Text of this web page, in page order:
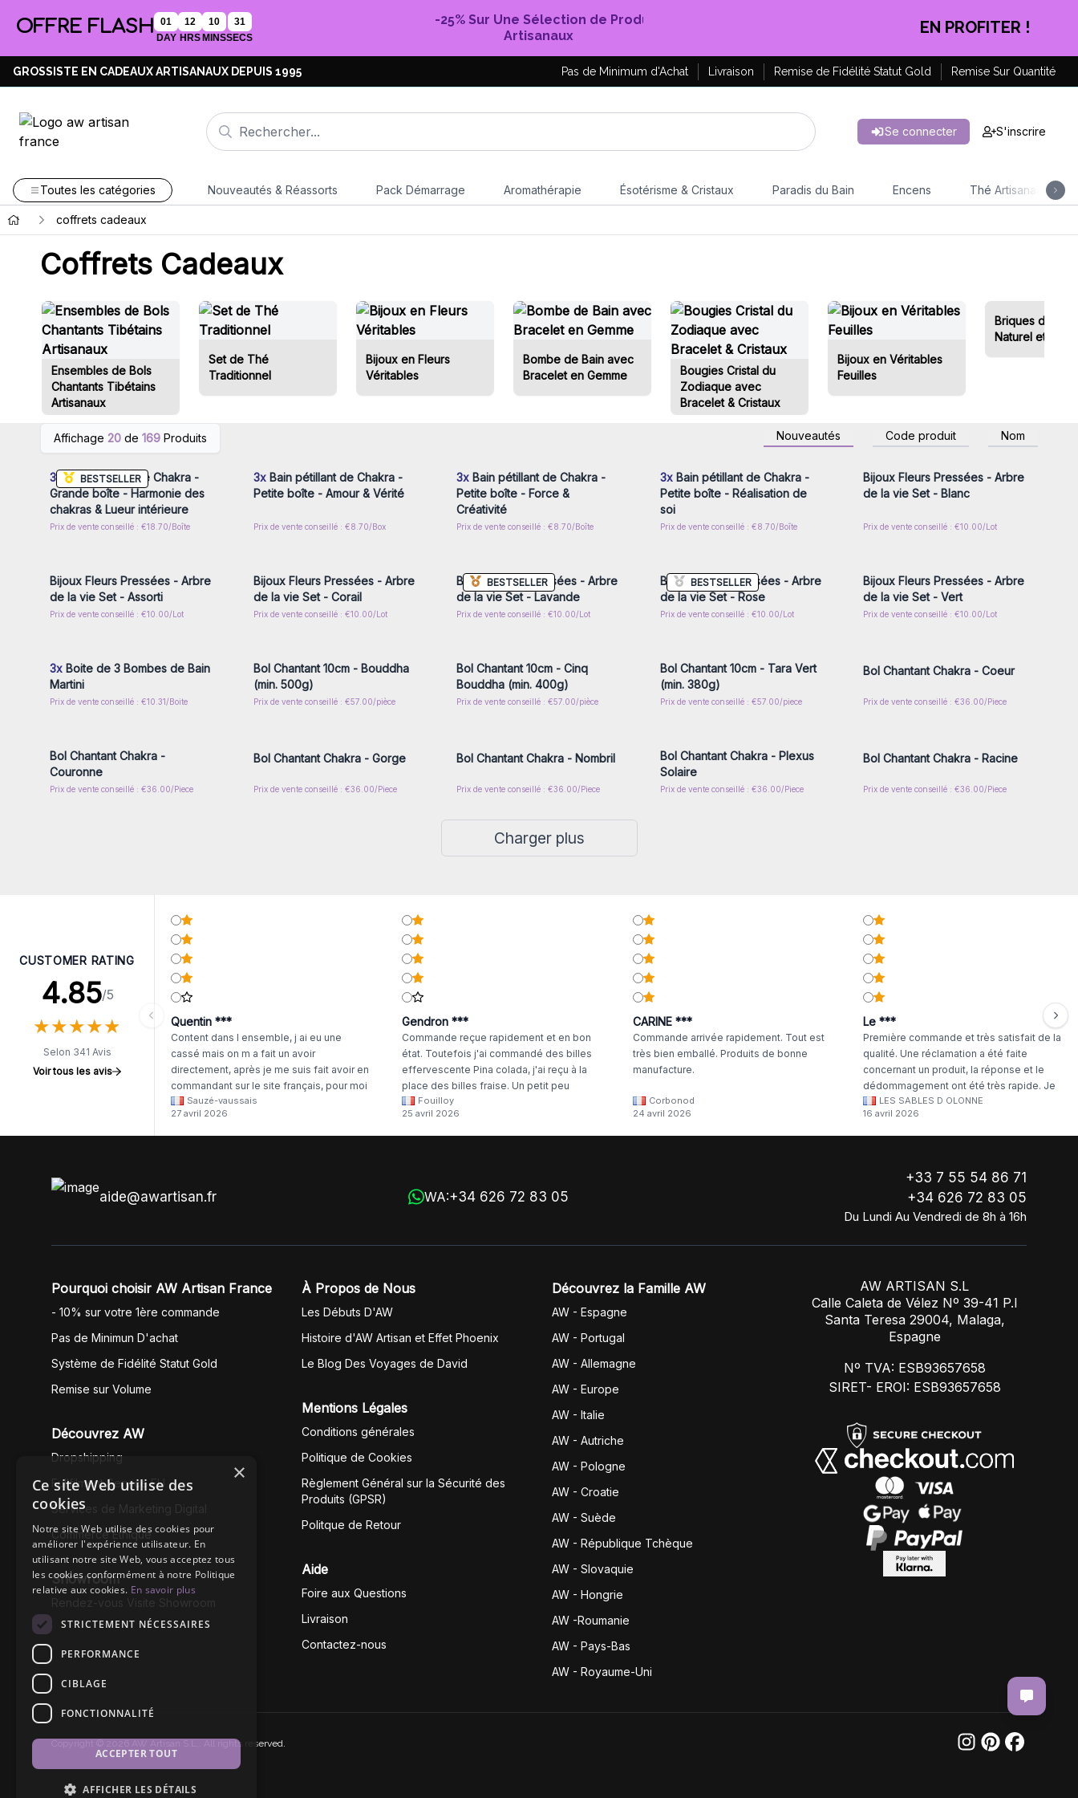
OFFRE FLASH
01
DAY
12
HRS
10
MINS
31
SECS
-25% Sur Une Sélection de Produits
Artisanaux
EN PROFITER !
GROSSISTE EN CADEAUX ARTISANAUX DEPUIS 1995 Pas de Minimum d'Achat Livraison Remise de Fidélité Statut Gold Remise Sur Quantité
Se connecter S'inscrire
Toutes les catégories Nouveautés & Réassorts Pack Démarrage Aromathérapie Ésotérisme & Cristaux Paradis du Bain Encens Thé Artisanal
coffrets cadeaux
Coffrets Cadeaux
Ensembles de Bols
Chantants Tibétains
Artisanaux
Set de Thé
Traditionnel
Bijoux en Fleurs
Véritables
Bombe de Bain avec
Bracelet en Gemme
Bougies Cristal du
Zodiaque avec
Bracelet & Cristaux
Bijoux en Véritables
Feuilles
Briques
Naturel et
Affichage 20 de 169 Produits Nouveautés Code produit Nom
BESTSELLER
vous pour accéder aux prix de
gros
3x Bain pétillant de Chakra -
Grande boîte - Harmonie des
chakras & Lueur intérieure
Prix de vente conseillé : €18.70/Boîte
3xBain pétillant de Chakra -
Petite boîte - Amour & Vérité
Prix de vente conseillé : €8.70/Box
3x Bain pétillant de Chakra -
Petite boîte - Force &
Créativité
Prix de vente conseillé : €8.70/Boîte
Connectez-vous ou inscrivez-
vous pour accéder aux prix de
3xBain pétillant de Chakra -
Petite boîte - Réalisation de
soi
Prix de vente conseillé : €8.70/Boîte
Connectez-vous ou inscrivez-
vous pour accéder aux prix de
gros
Bijoux Fleurs Pressées - Arbre
de la vie Set - Blanc
Prix de vente conseillé : €10.00/Lot
Connectez-vous ou inscrivez-
Bijoux Fleurs Pressées - Arbre
de la vie Set - Assorti
Prix de vente conseillé : €10.00/Lot
Connectez-vous ou inscrivez-
Bijoux Fleurs Pressées - Arbre
de la vie Set - Corail
Prix de vente conseillé : €10.00/Lot
BESTSELLER
Connectez-vous ou inscrivez-
Bijoux Fleurs Pressées - Arbre
de la vie Set - Lavande
Prix de vente conseillé : €10.00/Lot
BESTSELLER
Connectez-vous ou inscrivez-
Bijoux Fleurs Pressées - Arbre
de la vie Set - Rose
Prix de vente conseillé : €10.00/Lot
Connectez-vous ou inscrivez-
Bijoux Fleurs Pressées - Arbre
de la vie Set - Vert
Prix de vente conseillé : €10.00/Lot
Connectez-vous ou inscrivez-
3x Boite de 3 Bombes de Bain
Martini
Prix de vente conseillé : €10.31/Boite
Connectez-vous ou inscrivez-
Bol Chantant 10cm - Bouddha
(min. 500g)
Prix de vente conseillé : €57.00/pièce
Connectez-vous ou inscrivez-
Bol Chantant 10cm - Cinq
Bouddha (min. 400g)
Prix de vente conseillé : €57.00/pièce
Connectez-vous ou inscrivez-
Bol Chantant 10cm - Tara Vert
(min. 380g)
Prix de vente conseillé : €57.00/piece
Connectez-vous ou inscrivez-
Bol Chantant Chakra - Coeur
Prix de vente conseillé : €36.00/Piece
Connectez-vous ou inscrivez-
Bol Chantant Chakra -
Couronne
Prix de vente conseillé : €36.00/Piece
Connectez-vous ou inscrivez-
Bol Chantant Chakra - Gorge
Prix de vente conseillé : €36.00/Piece
Connectez-vous ou inscrivez-
Bol Chantant Chakra - Nombril
Prix de vente conseillé : €36.00/Piece
Connectez-vous ou inscrivez-
Bol Chantant Chakra - Plexus
Solaire
Prix de vente conseillé : €36.00/Piece
Connectez-vous ou inscrivez-
Bol Chantant Chakra - Racine
Prix de vente conseillé : €36.00/Piece
Charger plus
CUSTOMER RATING
4.85/5
★★★★★
★★★★★
Selon 341 Avis
Voir tous les avis
Quentin ***
Content dans l ensemble, j ai eu une
cassé mais on m a fait un avoir
directement, après je me suis fait avoir en
commandant sur le site français, pour moi
il était évident que les produits était de la
même langue mais raté tout est en
anglais.
Sauzé-vaussais
27 avril 2026
Gendron ***
Commande reçue rapidement et en bon
état. Toutefois j'ai commandé des billes
effervescente Pina colada, j'ai reçu à la
place des billes fraise. Un petit peu
dommage
Fouilloy
25 avril 2026
CARINE ***
Commande arrivée rapidement. Tout est
très bien emballé. Produits de bonne
manufacture.
Corbonod
24 avril 2026
Le ***
Première commande et très satisfait de la
qualité. Une réclamation a été faite
concernant un produit, la réponse et le
dédommagement ont été très rapide. Je
continuerai à commander chez WA Artisan
!
LES SABLES D OLONNE
16 avril 2026
aide@awartisan.fr WA:+34 626 72 83 05
+33 7 55 54 86 71
+34 626 72 83 05
Du Lundi Au Vendredi de 8h à 16h
Pourquoi choisir AW Artisan France
- 10% sur votre 1ère commande
Pas de Minimun D'achat
Système de Fidélité Statut Gold
Remise sur Volume
Découvrez AW
Dropshipping
Fullfilment Service EU
Services de Marketing Digital
Commerce Éthique
Showroom
À Propos de Nous
Les Débuts D'AW
Histoire d'AW Artisan et Effet Phoenix
Le Blog Des Voyages de David
Mentions Légales
Conditions générales
Politique de Cookies
Règlement Général sur la Sécurité des
Produits (GPSR)
Politque de Retour
Aide
Foire aux Questions
Livraison
Contactez-nous
Découvrez la Famille AW
AW - Espagne
AW - Portugal
AW - Allemagne
AW - Europe
AW - Italie
AW - Autriche
AW - Pologne
AW - Croatie
AW - Suède
AW - République Tchèque
AW - Slovaquie
AW - Hongrie
AW -Roumanie
AW - Pays-Bas
AW - Royaume-Uni
AW ARTISAN S.L
Calle Caleta de Vélez Nº 39-41 P.I
Santa Teresa 29004, Malaga,
Espagne
Nº TVA: ESB93657658
SIRET- EROI: ESB93657658
Copyright © 2026 AW Artisan S.L,. All rights reserved.
×
Ce site Web utilise des
cookies
Notre site Web utilise des cookies pour
améliorer l'expérience utilisateur. En
utilisant notre site Web, vous acceptez tous
les cookies conformément à notre Politique
relative aux cookies. En savoir plus
STRICTEMENT NÉCESSAIRES
PERFORMANCE
CIBLAGE
FONCTIONNALITÉ
ACCEPTER TOUT
AFFICHER LES DÉTAILS